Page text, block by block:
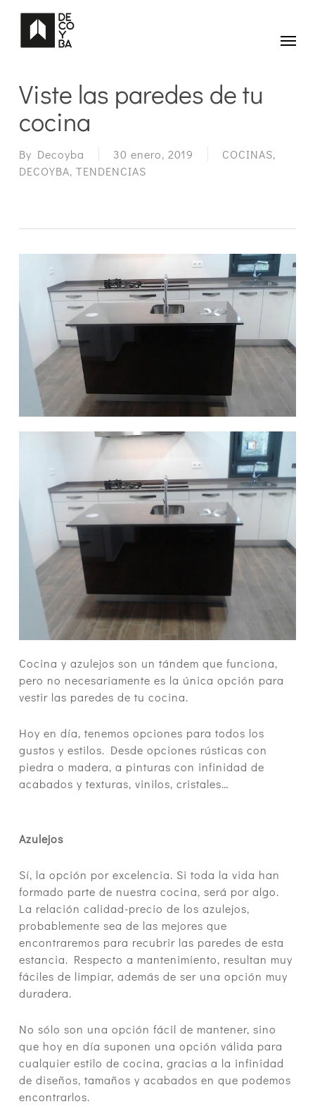
Menu
Viste las paredes de tu
cocina
By Decoyba 30 enero, 2019 COCINAS,
DECOYBA, TENDENCIAS
Cocina y azulejos son un tándem que funciona,
pero no necesariamente es la única opción para
vestir las paredes de tu cocina.
Hoy en día, tenemos opciones para todos los
gustos y estilos. Desde opciones rústicas con
piedra o madera, a pinturas con infinidad de
acabados y texturas, vinilos, cristales…
Azulejos
Sí, la opción por excelencia. Si toda la vida han
formado parte de nuestra cocina, será por algo.
La relación calidad-precio de los azulejos,
probablemente sea de las mejores que
encontraremos para recubrir las paredes de esta
estancia. Respecto a mantenimiento, resultan muy
fáciles de limpiar, además de ser una opción muy
duradera.
No sólo son una opción fácil de mantener, sino
que hoy en día suponen una opción válida para
cualquier estilo de cocina, gracias a la infinidad
de diseños, tamaños y acabados en que podemos
encontrarlos.